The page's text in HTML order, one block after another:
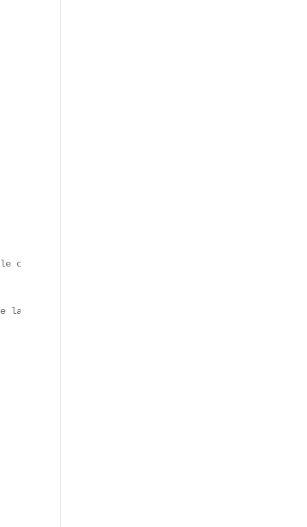
creuset de la **street food parisienne**.
la fabrication de toiles imprimées, qui installa ses